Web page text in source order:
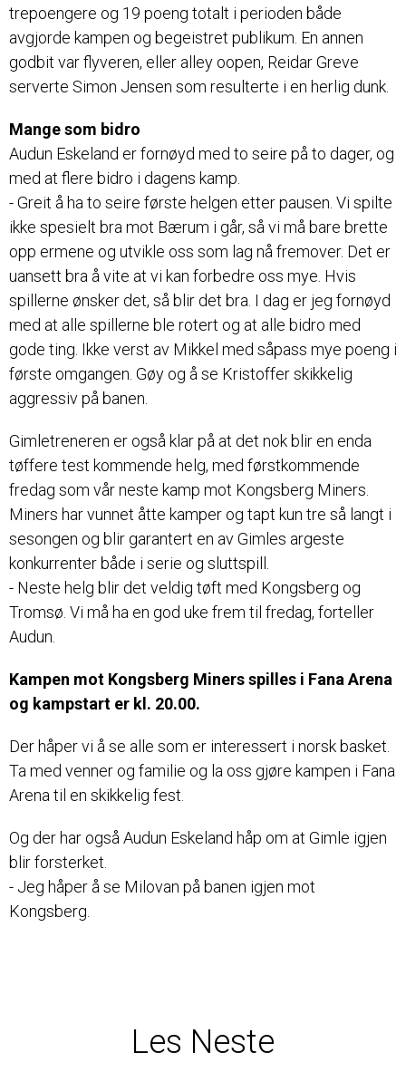
trepoengere og 19 poeng totalt i perioden både
avgjorde kampen og begeistret publikum. En annen
godbit var flyveren, eller alley oopen, Reidar Greve
serverte Simon Jensen som resulterte i en herlig dunk.
Mange som bidro
Audun Eskeland er fornøyd med to seire på to dager, og
med at flere bidro i dagens kamp.
- Greit å ha to seire første helgen etter pausen. Vi spilte
ikke spesielt bra mot Bærum i går, så vi må bare brette
opp ermene og utvikle oss som lag nå fremover. Det er
uansett bra å vite at vi kan forbedre oss mye. Hvis
spillerne ønsker det, så blir det bra. I dag er jeg fornøyd
med at alle spillerne ble rotert og at alle bidro med
gode ting. Ikke verst av Mikkel med såpass mye poeng i
første omgangen. Gøy og å se Kristoffer skikkelig
aggressiv på banen.
Gimletreneren er også klar på at det nok blir en enda
tøffere test kommende helg, med førstkommende
fredag som vår neste kamp mot Kongsberg Miners.
Miners har vunnet åtte kamper og tapt kun tre så langt i
sesongen og blir garantert en av Gimles argeste
konkurrenter både i serie og sluttspill.
- Neste helg blir det veldig tøft med Kongsberg og
Tromsø. Vi må ha en god uke frem til fredag, forteller
Audun.
Kampen mot Kongsberg Miners spilles i Fana Arena
og kampstart er kl. 20.00.
Der håper vi å se alle som er interessert i norsk basket.
Ta med venner og familie og la oss gjøre kampen i Fana
Arena til en skikkelig fest.
Og der har også Audun Eskeland håp om at Gimle igjen
blir forsterket.
- Jeg håper å se Milovan på banen igjen mot
Kongsberg.
Les Neste